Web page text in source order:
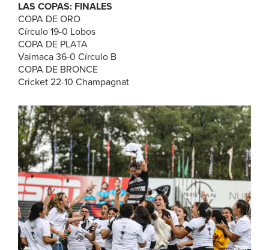
LAS COPAS: FINALES
COPA DE ORO
Círculo 19-0 Lobos
COPA DE PLATA
Vaimaca 36-0 Círculo B
COPA DE BRONCE
Cricket 22-10 Champagnat